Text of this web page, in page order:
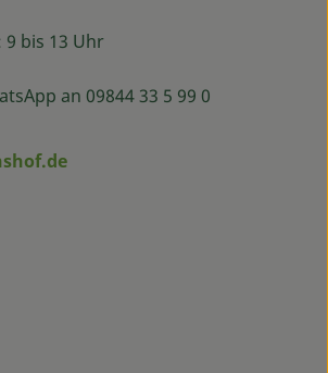
bis 13 Uhr
an 09844 33 5 99 0